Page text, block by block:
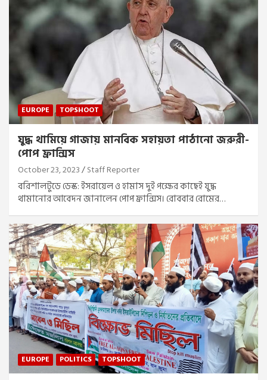
EUROPE TOPSHOOT
যুদ্ধ থামিয়ে গাজায় মানবিক সহায়তা পাঠানো জরুরী-
পোপ ফ্রান্সিস
October 23, 2023 Staff Reporter
বরিশালটুডে ডেস্ক: ইসরায়েল ও হামাস দুই পক্ষের কাছেই যুদ্ধ
থামানোর আবেদন জানালেন পোপ ফ্রান্সিস। রোববার রোমের…
EUROPE POLITICS TOPSHOOT